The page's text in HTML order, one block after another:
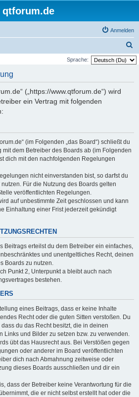
qtforum.de
Anmelden
u
Sprache:
(„https://www.qtforum.de“) wird
ein Vertrag mit folgenden
(im Folgenden „das Board“) schließt du
mit dem Betreiber des Boards ab (im Folgenden
dich mit den nachfolgenden Regelungen
nicht einverstanden bist, so darfst du
Für die Nutzung des Boards gelten
veröffentlichten Regelungen.
auf unbestimmte Zeit geschlossen und kann
Einhaltung einer Frist jederzeit gekündigt
Beitrags erteilst du dem Betreiber ein einfaches,
und unentgeltliches Recht, deinen
Boards zu nutzen.
Punkt 2, Unterpunkt a bleibt auch nach
bestehen.
eines Beitrags, dass er keine Inhalte
Recht oder die guten Sitten verstoßen. Du
du das Recht besitzt, die in deinen
Links und Bilder zu setzen bzw. zu verwenden.
übt das Hausrecht aus. Bei Verstößen gegen
oder anderer im Board veröffentlichten
dich nach Abmahnung zeitweise oder
dieses Boards ausschließen und dir ein
dass der Betreiber keine Verantwortung für die
die er nicht selbst erstellt hat oder die